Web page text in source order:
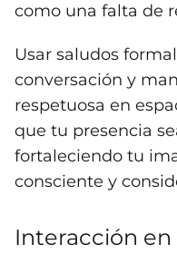
como una falta de
Usar saludos
conversación y
respetuosa en
que tu presencia
fortaleciendo tu
consciente y
Interacción en